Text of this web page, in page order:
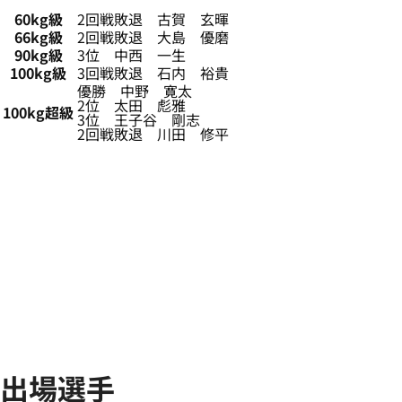
60kg級
2回戦敗退 古賀 玄暉
66kg級
2回戦敗退 大島 優磨
90kg級
3位 中西 一生
100kg級 3回戦敗退 石内 裕貴
100kg超級
優勝 中野 寛太
2位 太田 彪雅
3位 王子谷 剛志
2回戦敗退 川田 修平
出場選手